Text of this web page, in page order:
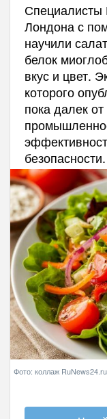
Специалисты
Лондона с
научили
белок
вкус и цвет.
которого
пока далек
безопасности.
Фото: коллаж RuNews24.ru